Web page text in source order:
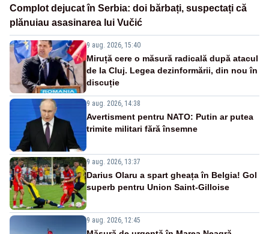
Complot dejucat în Serbia: doi bărbați, suspectați că
plănuiau asasinarea lui Vučić
9 aug. 2026, 15:40
Miruță cere o măsură radicală după atacul
de la Cluj. Legea dezinformării, din nou în
discuție
9 aug. 2026, 14:38
Avertisment pentru NATO: Putin ar putea
trimite militari fără însemne
9 aug. 2026, 13:37
Darius Olaru a spart gheața în Belgia! Gol
superb pentru Union Saint-Gilloise
9 aug. 2026, 12:45